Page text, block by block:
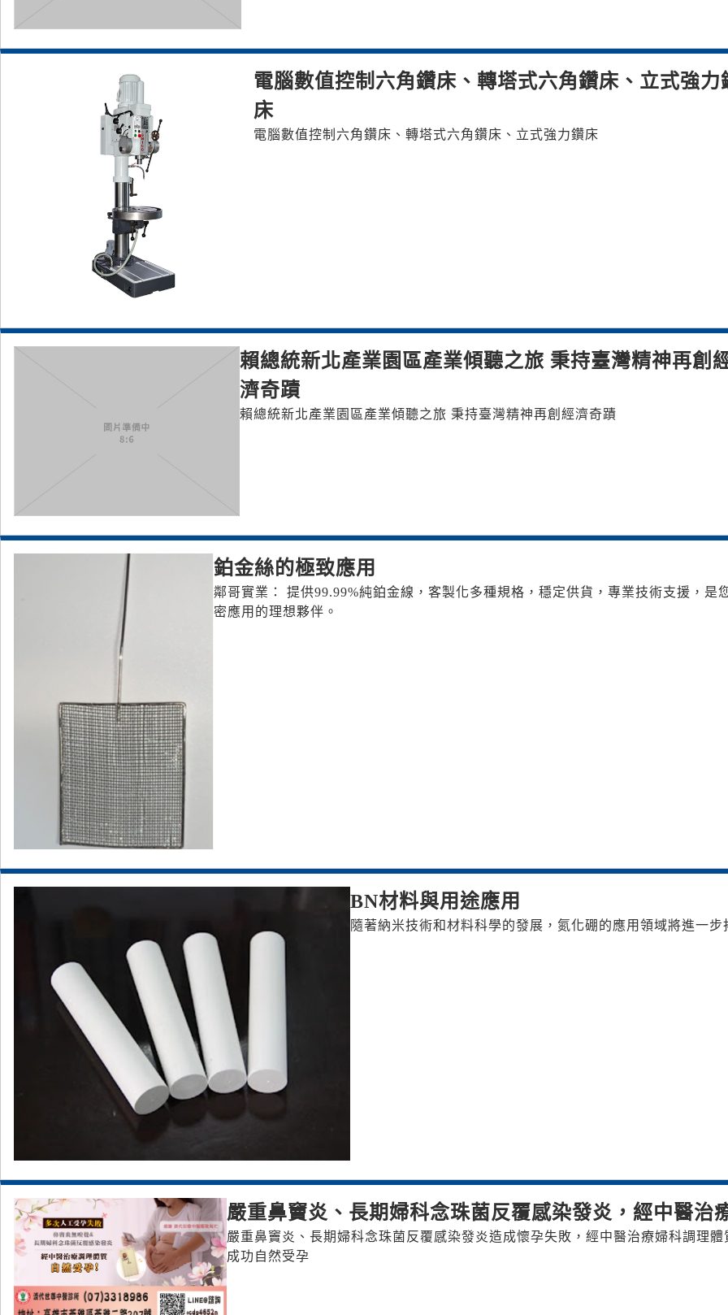
電腦數值控制六角鑽床、轉塔式六角鑽床、立式強力
床
電腦數值控制六角鑽床、轉塔式六角鑽床、立式強力鑽床
賴總統新北產業園區產業傾聽之旅 秉持臺灣精神再創
濟奇蹟
賴總統新北產業園區產業傾聽之旅 秉持臺灣精神再創經濟奇蹟
鉑金絲的極致應用
鄰哥實業： 提供99.99%純鉑金線，客製化多種規格，穩定供貨，專業技術支援，是
密應用的理想夥伴。
BN材料與用途應用
隨著納米技術和材料科學的發展，氮化硼的應用領域將進一步
嚴重鼻竇炎、長期婦科念珠菌反覆感染發炎，經中醫治
嚴重鼻竇炎、長期婦科念珠菌反覆感染發炎造成懷孕失敗，經中醫治療婦科調理體
成功自然受孕